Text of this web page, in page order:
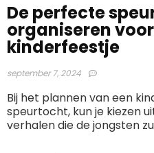
De perfecte
organiseren
kinderfeestje
september 7, 2024
Bij het plannen van een
speurtocht, kun je kiezen
verhalen die de jongsten